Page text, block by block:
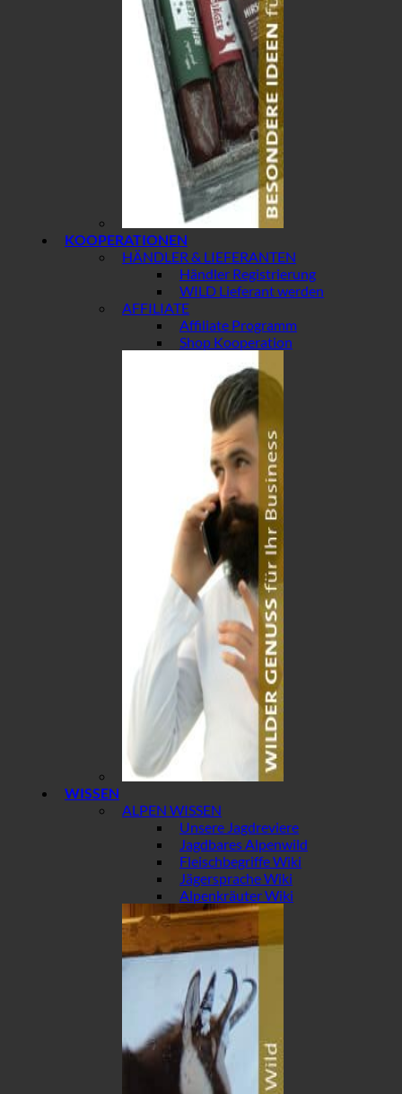
KOOPERATIONEN
HÄNDLER & LIEFERANTEN
Händler Registrierung
WILD Lieferant werden
AFFILIATE
Affiliate Programm
Shop Kooperation
WISSEN
ALPEN WISSEN
Unsere Jagdreviere
Jagdbares Alpenwild
Fleischbegriffe Wiki
Jägersprache Wiki
Alpenkräuter Wiki